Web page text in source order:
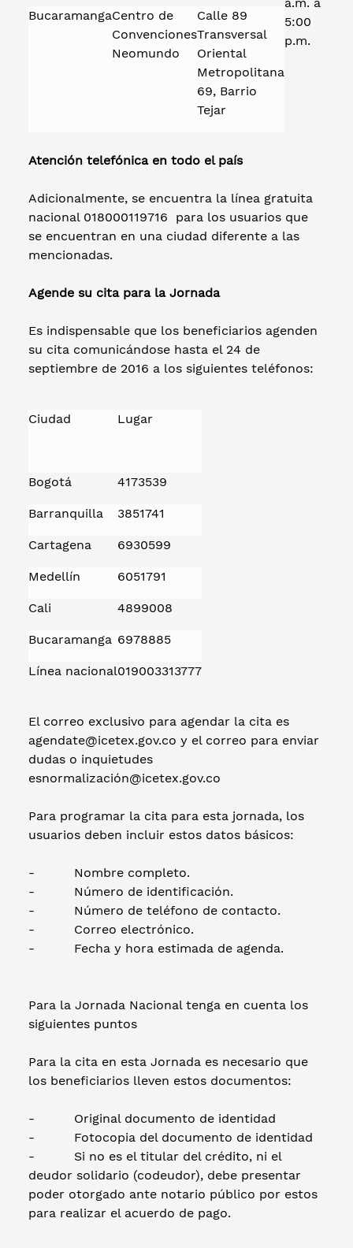
5:00
p.m.
BucaramangaCentro de
Convenciones
Neomundo
Calle 89
Transversal
Oriental
Metropolitana
69, Barrio
Tejar
Atención telefónica en todo el país
Adicionalmente, se encuentra la línea gratuita
nacional 018000119716 para los usuarios que
se encuentran en una ciudad diferente a las
mencionadas.
Agende su cita para la Jornada
Es indispensable que los beneficiarios agenden
su cita comunicándose hasta el 24 de
septiembre de 2016 a los siguientes teléfonos:
Ciudad Lugar
Bogotá 4173539
Barranquilla 3851741
Cartagena 6930599
Medellín 6051791
Cali 4899008
Bucaramanga 6978885
Línea nacional019003313777
El correo exclusivo para agendar la cita es
agendate@icetex.gov.co y el correo para enviar
dudas o inquietudes
esnormalización@icetex.gov.co
Para programar la cita para esta jornada, los
usuarios deben incluir estos datos básicos:
- Nombre completo.
- Número de identificación.
- Número de teléfono de contacto.
- Correo electrónico.
- Fecha y hora estimada de agenda.
Para la Jornada Nacional tenga en cuenta los
siguientes puntos
Para la cita en esta Jornada es necesario que
los beneficiarios lleven estos documentos:
- Original documento de identidad
- Fotocopia del documento de identidad
- Si no es el titular del crédito, ni el
deudor solidario (codeudor), debe presentar
poder otorgado ante notario público por estos
para realizar el acuerdo de pago.